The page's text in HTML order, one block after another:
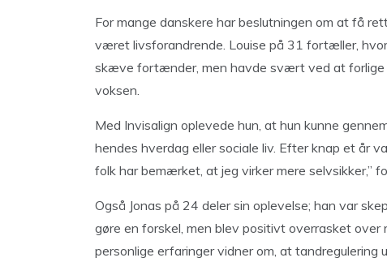
For mange danskere har beslutningen om at få
været livsforandrende. Louise på 31 fortæller,
skæve fortænder, men havde svært ved at forlige
voksen.
Med Invisalign oplevede hun, at hun kunne
hendes hverdag eller sociale liv. Efter knap et år
folk har bemærket, at jeg virker mere selvsikker,”
Også Jonas på 24 deler sin oplevelse; han var
gøre en forskel, men blev positivt overrasket
personlige erfaringer vidner om, at